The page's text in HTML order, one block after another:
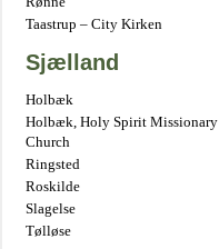
Taastrup – City Kirken
Sjælland
Holbæk
Holbæk, Holy Spirit Missionary
Church
Ringsted
Roskilde
Slagelse
Tølløse